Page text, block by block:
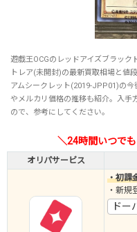
遊戯王OCGのレッドアイズブラック
トレア(未開封)の最新買取相場と値
アムシークレット(2019-JPP01)の
やメルカリ価格の推移も紹介。入手
ので、参考にしてください。
＼24時間いつで
オリパサービス
・初課
・新規
ドー